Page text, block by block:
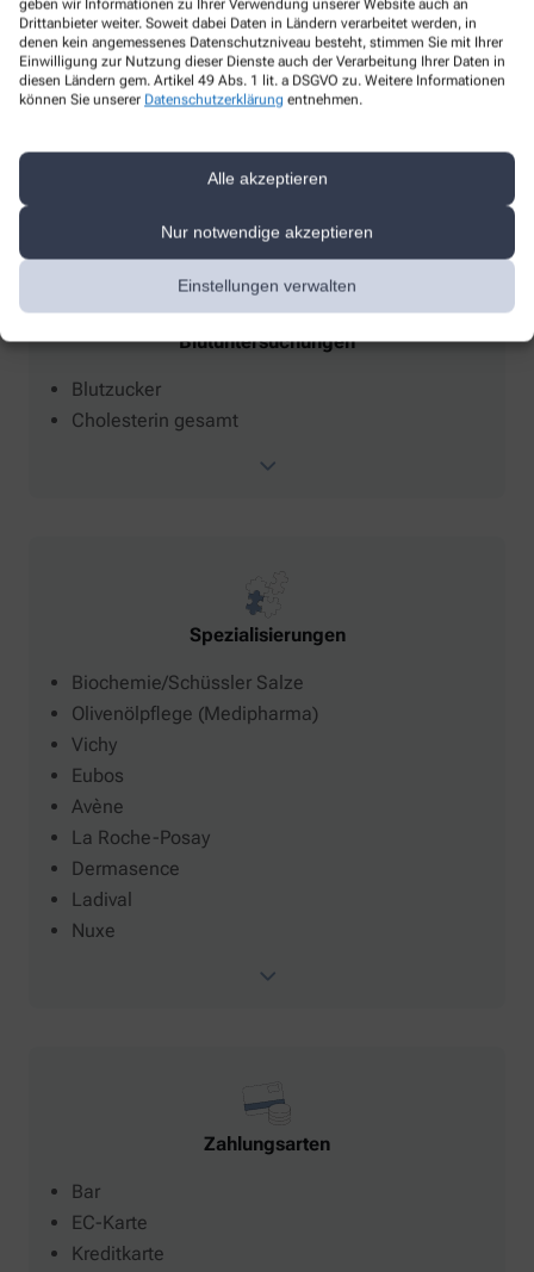
geben wir Informationen zu Ihrer Verwendung unserer Website auch an
Drittanbieter weiter. Soweit dabei Daten in Ländern verarbeitet werden, in
denen kein angemessenes Datenschutzniveau besteht, stimmen Sie mit Ihrer
Einwilligung zur Nutzung dieser Dienste auch der Verarbeitung Ihrer Daten in
diesen Ländern gem. Artikel 49 Abs. 1 lit. a DSGVO zu. Weitere Informationen
können Sie unserer Datenschutzerklärung entnehmen.
Alle akzeptieren
Nur notwendige akzeptieren
Einstellungen verwalten
Verleih
Babywaagen
Blutdruckmessgeräte
Blutuntersuchungen
Blutzucker
Cholesterin gesamt
Spezialisierungen
Biochemie/Schüssler Salze
Olivenölpflege (Medipharma)
Vichy
Eubos
Avène
La Roche-Posay
Dermasence
Ladival
Nuxe
Zahlungsarten
Bar
EC-Karte
Kreditkarte